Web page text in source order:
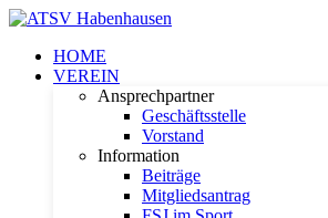
HOME
VEREIN
Ansprechpartner
Geschäftsstelle
Vorstand
Information
Beiträge
Mitgliedsantrag